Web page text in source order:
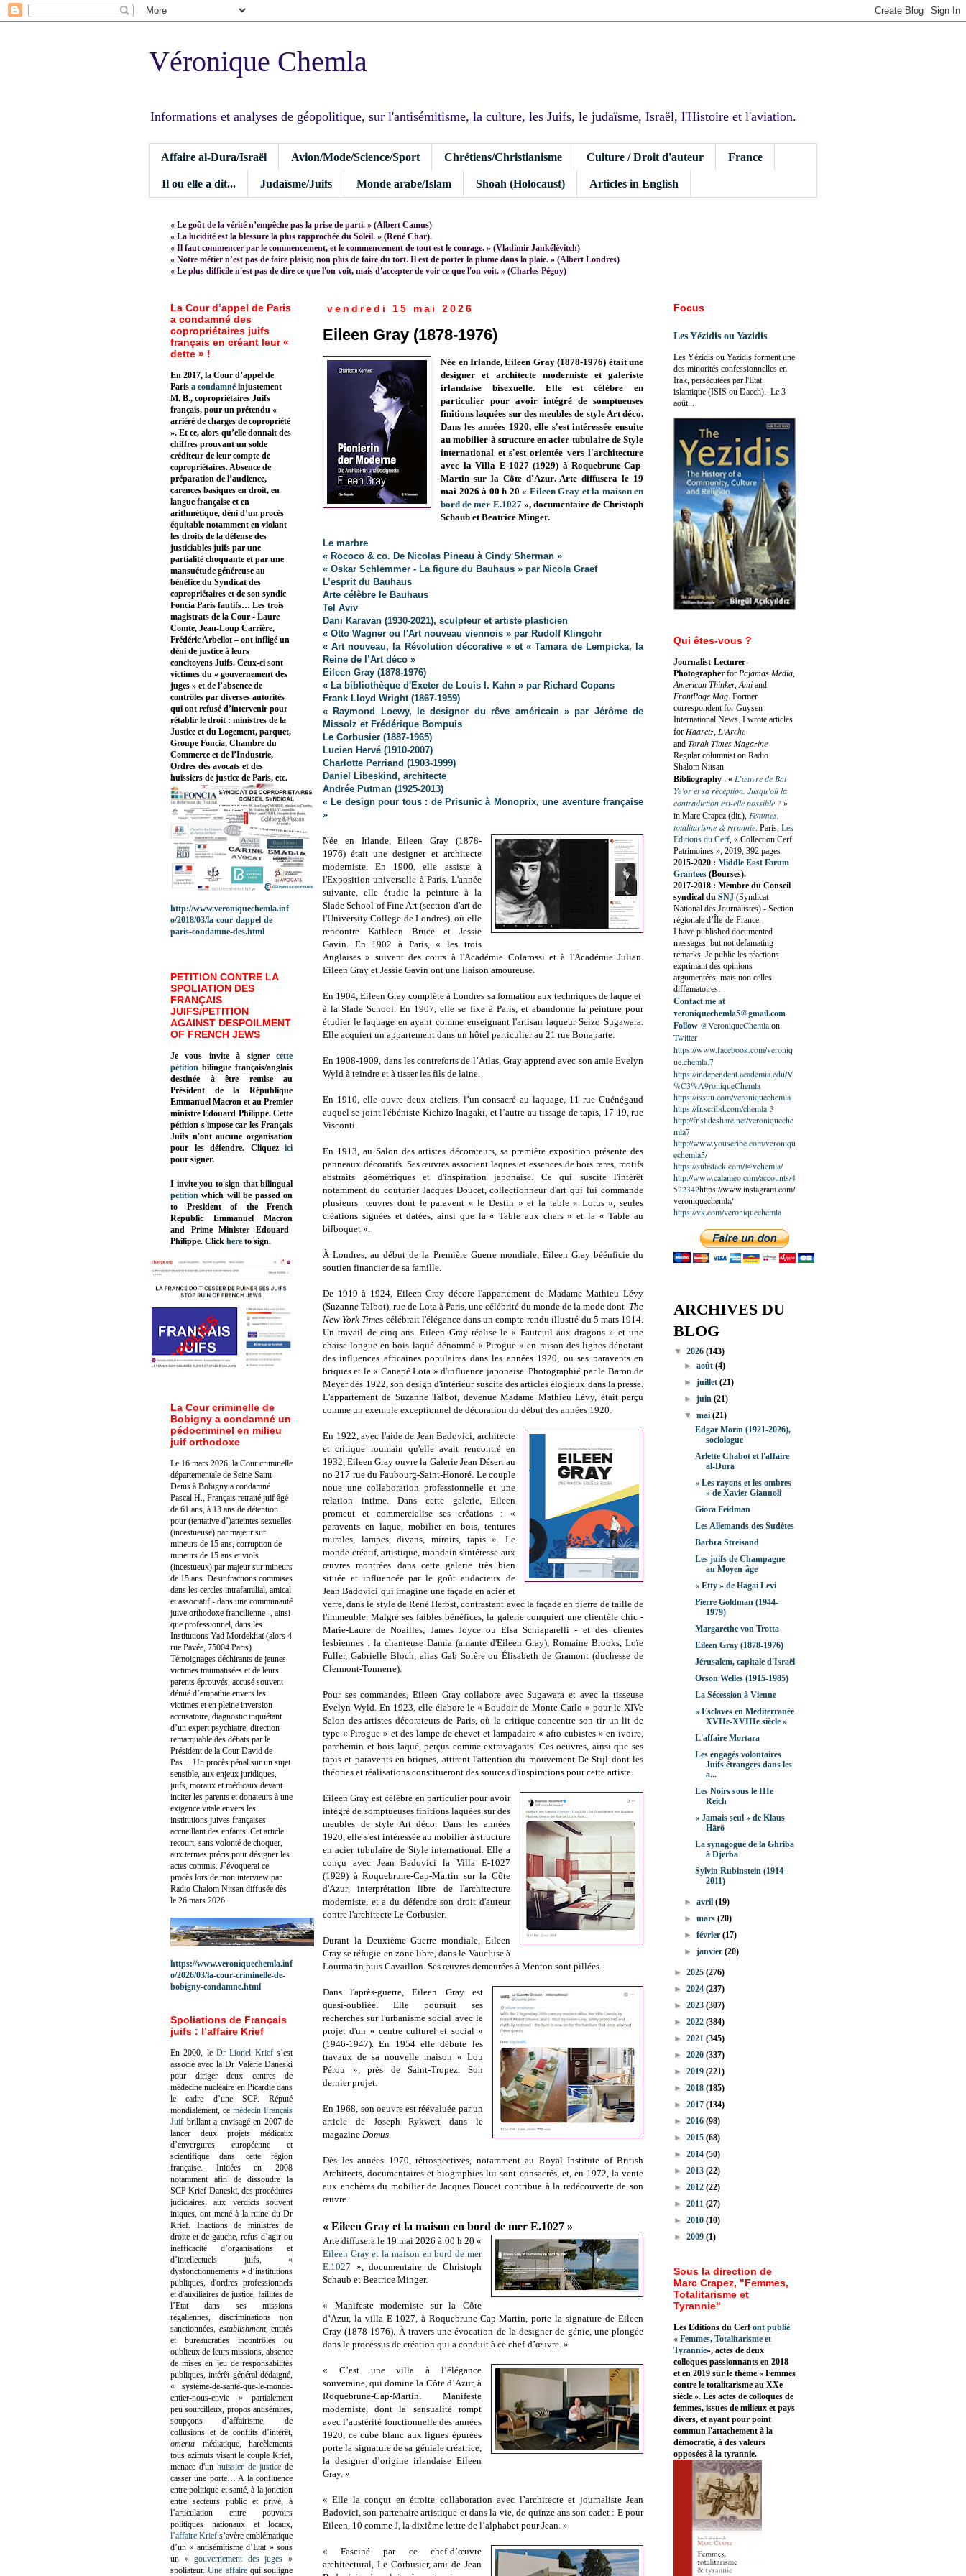
Véronique Chemla
Informations et analyses de géopolitique, sur l'antisémitisme, la culture, les Juifs, le judaïsme, Israël, l'Histoire et l'aviation.
Affaire al-Dura/Israël Avion/Mode/Science/Sport Chrétiens/Christianisme Culture / Droit d'auteur France
Il ou elle a dit... Judaïsme/Juifs Monde arabe/Islam Shoah (Holocaust) Articles in English
« Le goût de la vérité n’empêche pas la prise de parti. » (Albert Camus)
« La lucidité est la blessure la plus rapprochée du Soleil. » (René Char).
« Il faut commencer par le commencement, et le commencement de tout est le courage. » (Vladimir Jankélévitch)
« Notre métier n’est pas de faire plaisir, non plus de faire du tort. Il est de porter la plume dans la plaie. » (Albert Londres)
« Le plus difficile n'est pas de dire ce que l'on voit, mais d'accepter de voir ce que l'on voit. » (Charles Péguy)
vendredi 15 mai 2026
Eileen Gray (1878-1976)
Née en Irlande, Eileen Gray (1878-1976) était une
designer et architecte moderniste et galeriste
irlandaise bisexuelle. Elle est célèbre en
particulier pour avoir intégré de somptueuses
finitions laquées sur des meubles de style Art déco.
Dans les années 1920, elle s'est intéressée ensuite
au mobilier à structure en acier tubulaire de Style
international et s'est orientée vers l'architecture
avec la Villa E-1027 (1929) à Roquebrune-Cap-
Martin sur la Côte d'Azur. Arte diffusera le 19
mai 2026 à 00 h 20 « Eileen Gray et la maison en
bord de mer E.1027», documentaire de Christoph
Schaub et Beatrice Minger.
Le marbre
« Rococo & co. De Nicolas Pineau à Cindy Sherman »
« Oskar Schlemmer - La figure du Bauhaus » par Nicola Graef
L’esprit du Bauhaus
Arte célèbre le Bauhaus
Tel Aviv
Dani Karavan (1930-2021), sculpteur et artiste plasticien
« Otto Wagner ou l'Art nouveau viennois » par Rudolf Klingohr
« Art nouveau, la Révolution décorative » et « Tamara de Lempicka, la
Reine de l’Art déco »
Eileen Gray (1878-1976)
« La bibliothèque d'Exeter de Louis I. Kahn » par Richard Copans
Frank Lloyd Wright (1867-1959)
« Raymond Loewy, le designer du rêve américain » par Jérôme de
Missolz et Frédérique Bompuis
Le Corbusier (1887-1965)
Lucien Hervé (1910-2007)
Charlotte Perriand (1903-1999)
Daniel Libeskind, architecte
Andrée Putman (1925-2013)
« Le design pour tous : de Prisunic à Monoprix, une aventure française
»
Née en Irlande, Eileen Gray (1878-
1976)était une designer et architecte
moderniste. En 1900, elle assiste à
l'Exposition universelle à Paris. L'année
suivante, elle étudie la peinture à la
Slade School of Fine Art (section d'art de
l'University College de Londres), où elle
rencontre Kathleen Bruce et Jessie
Gavin. En 1902 à Paris, « les trois
Anglaises » suivent des cours à l'Académie Colarossi et à l'Académie Julian.
Eileen Gray et Jessie Gavin ont une liaison amoureuse.
En 1904, Eileen Gray complète à Londres sa formation aux techniques de laque et
à la Slade School. En 1907, elle se fixe à Paris, et abandonne la peinture pour
étudier le laquage en ayant comme enseignant l'artisan laqueur Seizo Sugawara.
Elle acquiert un appartement dans un hôtel particulier au 21 rue Bonaparte.
En 1908-1909, dans les contreforts de l’Atlas, Gray apprend avec son amie Evelyn
Wyld à teindre et à tisser les fils de laine.
En 1910, elle ouvre deux ateliers, l’un consacré au laquage, 11 rue Guénégaud
auquel se joint l'ébéniste Kichizo Inagaki, et l’autre au tissage de tapis, 17-19, rue
Visconti.
En 1913, au Salon des artistes décorateurs, sa première exposition présente des
panneaux décoratifs. Ses œuvres associent laques et essences de bois rares, motifs
abstraits géométriques et d'inspiration japonaise. Ce qui suscite l'intérêt
notamment du couturier Jacques Doucet, collectionneur d'art qui lui commande
plusieurs œuvres dont le paravent « le Destin » et la table « Lotus », seules
créations signées et datées, ainsi que la « Table aux chars » et la « Table au
bilboquet ».
À Londres, au début de la Première Guerre mondiale, Eileen Gray béénficie du
soutien financier de sa famille.
De 1919 à 1924, Eileen Gray décore l'appartement de Madame Mathieu Lévy
(Suzanne Talbot), rue de Lota à Paris, une célébrité du monde de la mode dont The
New York Times célébrait l'élégance dans un compte-rendu illustré du 5 mars 1914.
Un travail de cinq ans. Eileen Gray réalise le « Fauteuil aux dragons » et une
chaise longue en bois laqué dénommé « Pirogue » en raison des lignes dénotant
des influences africaines populaires dans les années 1920, ou ses paravents en
briques et le « Canapé Lota » d'influence japonaise. Photographié par le Baron de
Meyer dès 1922, son design d'intérieur suscite des articles élogieux dans la presse.
L'appartement de Suzanne Talbot, devenue Madame Mathieu Lévy, était perçu
comme un exemple exceptionnel de décoration du début des années 1920.
En 1922, avec l'aide de Jean Badovici, architecte
et critique roumain qu'elle avait rencontré en
1932, Eileen Gray ouvre la Galerie Jean Désert au
no 217 rue du Faubourg-Saint-Honoré. Le couple
noue une collaboration professionnelle et une
relation intime. Dans cette galerie, Eileen
promeut et commercialise ses créations : «
paravents en laque, mobilier en bois, tentures
murales, lampes, divans, miroirs, tapis ». Le
monde créatif, artistique, mondain s'intéresse aux
œuvres montrées dans cette galerie très bien
située et influencée par le goût audacieux de
Jean Badovici qui imagine une façade en acier et
verre, dans le style de René Herbst, contrastant avec la façade en pierre de taille de
l'immeuble. Malgré ses faibles bénéfices, la galerie conquiert une clientèle chic -
Marie-Laure de Noailles, James Joyce ou Elsa Schiaparelli - et des clientes
lesbiennes : la chanteuse Damia (amante d'Eileen Gray), Romaine Brooks, Loïe
Fuller, Gabrielle Bloch, alias Gab Sorère ou Élisabeth de Gramont (duchesse de
Clermont-Tonnerre).
Pour ses commandes, Eileen Gray collabore avec Sugawara et avec la tisseuse
Evelyn Wyld. En 1923, elle élabore le « Boudoir de Monte-Carlo » pour le XIVe
Salon des artistes décorateurs de Paris, où la critique concentre son tir un lit de
type « Pirogue » et des lampe de chevet et lampadaire « afro-cubistes » en ivoire,
parchemin et bois laqué, perçus comme extravagants. Ces oeuvres, ainsi que ses
tapis et paravents en briques, attirent l'attention du mouvement De Stijl dont les
théories et réalisations constitueront des sources d'inspirations pour cette artiste.
Eileen Gray est célèbre en particulier pour avoir
intégré de somptueuses finitions laquées sur des
meubles de style Art déco. Dans les années
1920, elle s'est intéressée au mobilier à structure
en acier tubulaire de Style international. Elle a
conçu avec Jean Badovici la Villa E-1027
(1929) à Roquebrune-Cap-Martin sur la Côte
d'Azur, interprétation libre de l'architecture
moderniste, et a du défendre son droit d'auteur
contre l'architecte Le Corbusier.
Durant la Deuxième Guerre mondiale, Eileen
Gray se réfugie en zone libre, dans le Vaucluse à
Lourmarin puis Cavaillon. Ses œuvres demeurées à Menton sont pillées.
Dans l'après-guerre, Eileen Gray est
quasi-oubliée. Elle poursuit ses
recherches sur l'urbanisme social avec le
projet d'un « centre culturel et social »
(1946-1947). En 1954 elle débute les
travaux de sa nouvelle maison « Lou
Pérou », près de Saint-Tropez. Son
dernier projet.
En 1968, son oeuvre est réévaluée par un
article de Joseph Rykwert dans le
magazine Domus.
Dès les années 1970, rétrospectives, notamment au Royal Institute of British
Architects, documentaires et biographies lui sont consacrés, et, en 1972, la vente
aux enchères du mobilier de Jacques Doucet contribue à la redécouverte de son
œuvre.
« Eileen Gray et la maison en bord de mer E.1027 »
Arte diffusera le 19 mai 2026 à 00 h 20 «
Eileen Gray et la maison en bord de mer
E.1027 », documentaire de Christoph
Schaub et Beatrice Minger.
« Manifeste moderniste sur la Côte
d’Azur, la villa E-1027, à Roquebrune-Cap-Martin, porte la signature de Eileen
Gray (1878-1976). À travers une évocation de la designer de génie, une plongée
dans le processus de création qui a conduit à ce chef-d’œuvre. »
« C’est une villa à l’élégance
souveraine, qui domine la Côte d’Azur, à
Roquebrune-Cap-Martin. Manifeste
moderniste, dont la sensualité rompt
avec l’austérité fonctionnelle des années
1920, ce cube blanc aux lignes épurées
porte la signature de sa géniale créatrice,
la designer d’origine irlandaise Eileen
Gray. »
« Elle la conçut en étroite collaboration avec l’architecte et journaliste Jean
Badovici, son partenaire artistique et dans la vie, de quinze ans son cadet : E pour
Eileen, 10 comme J, la dixième lettre de l’alphabet pour Jean. »
« Fasciné par ce chef-d’œuvre
architectural, Le Corbusier, ami de Jean
La Cour d’appel de Paris
a condamné des
copropriétaires juifs
français en créant leur «
dette » !
En 2017, la Cour d’appel de
Paris a condamné injustement
M. B., copropriétaires Juifs
français, pour un prétendu «
arriéré de charges de copropriété
». Et ce, alors qu’elle donnait des
chiffres prouvant un solde
créditeur de leur compte de
copropriétaires. Absence de
préparation de l’audience,
carences basiques en droit, en
langue française et en
arithmétique, déni d’un procès
équitable notamment en violant
les droits de la défense des
justiciables juifs par une
partialité choquante et par une
mansuétude généreuse au
bénéfice du Syndicat des
copropriétaires et de son syndic
Foncia Paris fautifs… Les trois
magistrats de la Cour - Laure
Comte, Jean-Loup Carrière,
Frédéric Arbellot – ont infligé un
déni de justice à leurs
concitoyens Juifs. Ceux-ci sont
victimes du « gouvernement des
juges » et de l’absence de
contrôles par diverses autorités
qui ont refusé d’intervenir pour
rétablir le droit : ministres de la
Justice et du Logement, parquet,
Groupe Foncia, Chambre du
Commerce et de l’Industrie,
Ordres des avocats et des
huissiers de justice de Paris, etc.
http://www.veroniquechemla.inf
o/2018/03/la-cour-dappel-de-
paris-condamne-des.html
PETITION CONTRE LA
SPOLIATION DES
FRANÇAIS
JUIFS/PETITION
AGAINST DESPOILMENT
OF FRENCH JEWS
Je vous invite à signer cette
pétition bilingue français/anglais
destinée à être remise au
Président de la République
Emmanuel Macron et au Premier
ministre Edouard Philippe. Cette
pétition s'impose car les Français
Juifs n'ont aucune organisation
pour les défendre. Cliquez
ici
pour signer.
I invite you to sign that bilingual
petition which will be passed on
to President of the French
Republic Emmanuel Macron
and Prime Minister Edouard
Philippe. Click here to sign.
La Cour criminelle de
Bobigny a condamné un
pédocriminel en milieu
juif orthodoxe
Le 16 mars 2026, la Cour criminelle
départementale de Seine-Saint-
Denis à Bobigny a condamné
Pascal H., Français retraité juif âgé
de 61 ans, à 13 ans de détention
pour (tentative d’)atteintes sexuelles
(incestueuse) par majeur sur
mineurs de 15 ans, corruption de
mineurs de 15 ans et viols
(incestueux) par majeur sur mineurs
de 15 ans. Desinfractions commises
dans les cercles intrafamilial, amical
et associatif - dans une communauté
juive orthodoxe francilienne -, ainsi
que professionnel, dans les
Institutions Yad Mordekhaï (alors 4
rue Pavée, 75004 Paris).
Témoignages déchirants de jeunes
victimes traumatisées et de leurs
parents éprouvés, accusé souvent
dénué d’empathie envers les
victimes et en pleine inversion
accusatoire, diagnostic inquiétant
d’un expert psychiatre, direction
remarquable des débats par le
Président de la Cour David de
Pas… Un procès pénal sur un sujet
sensible, aux enjeux juridiques,
juifs, moraux et médicaux devant
inciter les parents et donateurs à une
exigence vitale envers les
institutions juives françaises
accueillant des enfants. Cet article
recourt, sans volonté de choquer,
aux termes précis pour désigner les
actes commis. J’évoquerai ce
procès lors de mon interview par
Radio Chalom Nitsan diffusée dès
le 26 mars 2026.
https://www.veroniquechemla.inf
o/2026/03/la-cour-criminelle-de-
bobigny-condamne.html
Spoliations de Français
juifs : l’affaire Krief
En 2000, le Dr Lionel Kriefs’est
associé avec la Dr Valérie Daneski
pour diriger deux centres de
médecine nucléaire en Picardie dans
le cadre d’une SCP. Réputé
mondialement, ce médecin Français
Juif brillant a envisagé en 2007 de
lancer deux projets médicaux
d’envergures européenne et
scientifique dans cette région
française. Initiées en 2008
notamment afin de dissoudre la
SCP Krief Daneski, des procédures
judiciaires, aux verdicts souvent
iniques, ont mené à la ruine du Dr
Krief. Inactions de ministres de
droite et de gauche, refus d’agir ou
inefficacité d’organisations et
d’intellectuels juifs, «
dysfonctionnements » d’institutions
publiques, d'ordres professionnels
et d'auxiliaires de justice, faillites de
l’Etat dans ses missions
régaliennes, discriminations non
sanctionnées, establishment, entités
et bureaucraties incontrôlés ou
oublieux de leurs missions, absence
de mises en jeu de responsabilités
publiques, intérêt général dédaigné,
« système-de-santé-que-le-monde-
entier-nous-envie » partialement
peu sourcilleux, propos antisémites,
soupçons d’affairisme, de
collusions et de conflits d’intérêt,
omerta médiatique, harcèlements
tous azimuts visant le couple Krief,
menace d'unhuissier de justicede
casser une porte… A la confluence
entre politique et santé, à la jonction
entre secteurs public et privé, à
l’articulation entre pouvoirs
politiques nationaux et locaux,
l’affaire Krief s’avère emblématique
d’un « antisémitisme d’Etat » sous
un «gouvernement des juges »
spoliateur.Une affairequi souligne
Focus
Les Yézidis ou Yazidis
Les Yézidis ou Yazidis forment une
des minorités confessionnelles en
Irak, persécutées par l'Etat
islamique (ISIS ou Daech). Le 3
août...
Qui êtes-vous ?
Journalist-Lecturer-
Photographer for Pajamas Media,
American Thinker, Ami and
FrontPage Mag. Former
correspondent for Guysen
International News. I wrote articles
for Haaretz, L'Arche
and Torah Times Magazine
Regular columnist on Radio
Shalom Nitsan
Bibliography : « L’œuvre de Bat
Ye’or et sa réception. Jusqu’où la
contradiction est-elle possible ? »
in Marc Crapez (dir.), Femmes,
totalitarisme & tyrannie. Paris, Les
Editions du Cerf, « Collection Cerf
Patrimoines », 2019, 392 pages
2015-2020 : Middle East Forum
Grantees (Bourses).
2017-2018 : Membre du Conseil
syndical du SNJ (Syndicat
National des Journalistes) - Section
régionale d’Île-de-France.
I have published documented
messages, but not defamating
remarks. Je publie les réactions
exprimant des opinions
argumentées, mais non celles
diffamatoires.
Contact me at
veroniquechemla5@gmail.com
Follow @VeroniqueChemlaon
Twitter
https://www.facebook.com/veroniq
ue.chemla.7
https://independent.academia.edu/V
%C3%A9roniqueChemla
https://issuu.com/veroniquechemla
https://fr.scribd.com/chemla-3
http://fr.slideshare.net/veroniqueche
mla7
http://www.youscribe.com/veroniqu
echemla5/
https://substack.com/@vchemla/
http://www.calameo.com/accounts/4
522342https://www.instagram.com/
veroniquechemla/
https://vk.com/veroniquechemla
ARCHIVES DU
BLOG
▼ 2026 (143)
►août(4)
►juillet(21)
►juin(21)
▼mai(21)
Edgar Morin (1921-2026),
sociologue
Arlette Chabot et l'affaire
al-Dura
« Les rayons et les ombres
» de Xavier Giannoli
Giora Feidman
Les Allemands des Sudètes
Barbra Streisand
Les juifs de Champagne
au Moyen-âge
« Etty » de Hagai Levi
Pierre Goldman (1944-
1979)
Margarethe von Trotta
Eileen Gray (1878-1976)
Jérusalem, capitale d'Israël
Orson Welles (1915-1985)
La Sécession à Vienne
« Esclaves en Méditerranée
XVIIe-XVIIIe siècle »
L'affaire Mortara
Les engagés volontaires
Juifs étrangers dans les
a...
Les Noirs sous le IIIe
Reich
« Jamais seul » de Klaus
Härö
La synagogue de la Ghriba
à Djerba
Sylvin Rubinstein (1914-
2011)
►avril(19)
►mars(20)
►février(17)
►janvier(20)
► 2025 (276)
► 2024 (237)
► 2023 (307)
► 2022 (384)
► 2021 (345)
► 2020 (337)
► 2019 (221)
► 2018 (185)
► 2017 (134)
► 2016 (98)
► 2015 (68)
► 2014 (50)
► 2013 (22)
► 2012 (22)
► 2011 (27)
► 2010 (10)
► 2009 (1)
Sous la direction de
Marc Crapez, "Femmes,
Totalitarisme et
Tyrannie"
Les Editions du Cerfont publié
« Femmes, Totalitarisme et
Tyrannie», actes de deux
colloques passionnants en 2018
et en 2019 sur le thème « Femmes
contre le totalitarisme au XXe
siècle ». Les actes de colloques de
femmes, issues de milieux et pays
divers, et ayant pour point
commun l'attachement à la
démocratie, à des valeurs
opposées à la tyrannie.